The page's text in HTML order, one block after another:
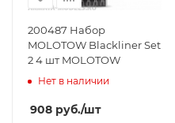
200487 Набор
MOLOTOW Blackliner Set
2 4 шт MOLOTOW
Нет в наличии
908 руб./шт